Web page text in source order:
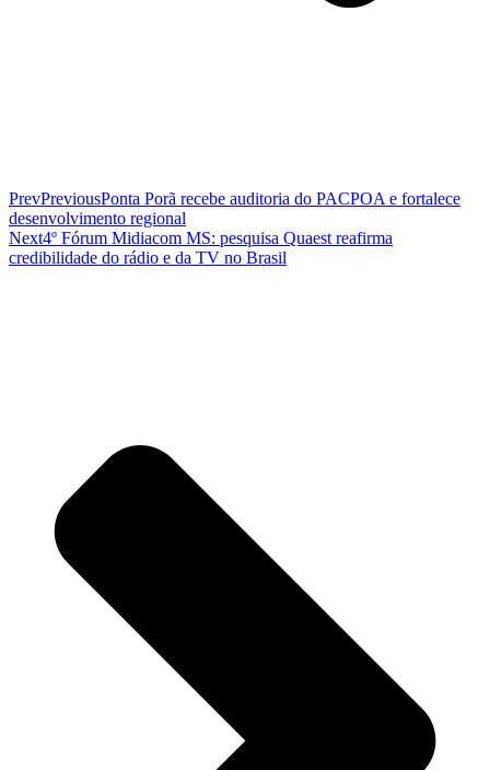
PrevPreviousPonta Porã recebe auditoria do PACPOA e fortalece
desenvolvimento regional
Next4º Fórum Midiacom MS: pesquisa Quaest reafirma
credibilidade do rádio e da TV no Brasil